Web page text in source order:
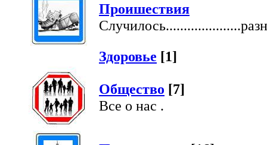
Проишествия
Здоровье [1]
Общество [7]
Все о нас .